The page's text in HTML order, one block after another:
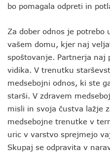
bo pomagala odpreti in
Za dober odnos je
vašem domu, kjer naj
spoštovanje. Partnerja naj
vidika. V trenutku
medsebojni odnos, ki ste
starši. V zdravem
misli in svoja čustva lažje
medsebojne trenutke v
uric v varstvo sprejmejo
Skupaj se odpravita v